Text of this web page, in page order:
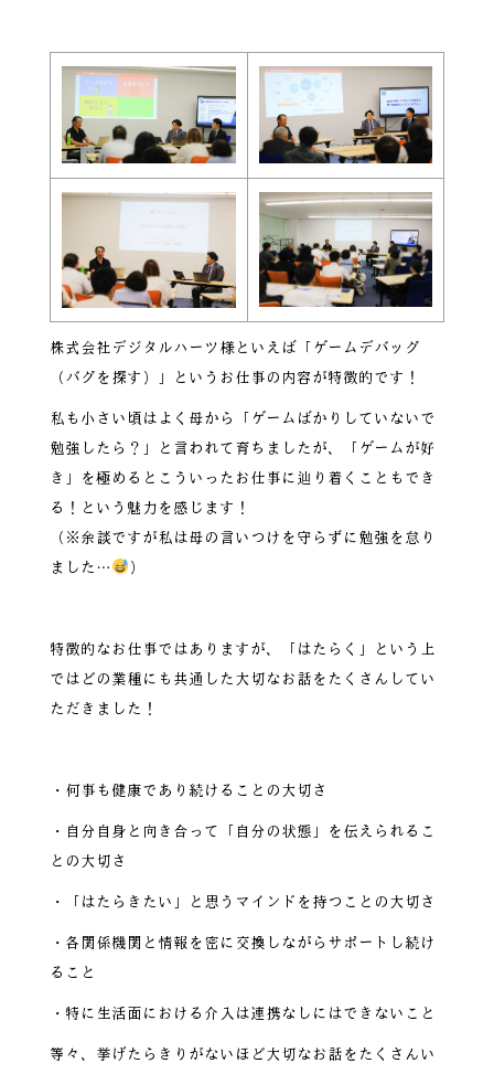
株式会社デジタルハーツ様といえば「ゲームデバッグ
（バグを探す）」というお仕事の内容が特徴的です！
私も小さい頃はよく母から「ゲームばかりしていないで
勉強したら？」と言われて育ちましたが、「ゲームが好
き」を極めるとこういったお仕事に辿り着くこともでき
る！という魅力を感じます！
（※余談ですが私は母の言いつけを守らずに勉強を怠り
ました…
）
特徴的なお仕事ではありますが、「はたらく」という上
ではどの業種にも共通した大切なお話をたくさんしてい
ただきました！
・何事も健康であり続けることの大切さ
・自分自身と向き合って「自分の状態」を伝えられるこ
との大切さ
・「はたらきたい」と思うマインドを持つことの大切さ
・各関係機関と情報を密に交換しながらサポートし続け
ること
・特に生活面における介入は連携なしにはできないこと
等々、挙げたらきりがないほど大切なお話をたくさんい